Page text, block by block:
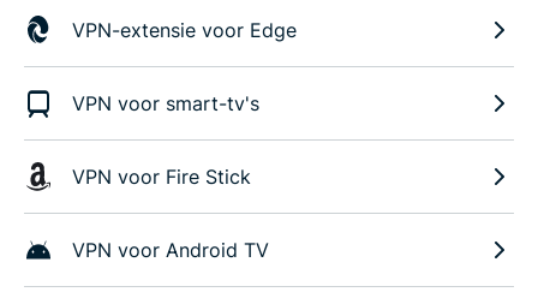
VPN-extensie voor Edge
VPN voor smart-tv's
VPN voor Fire Stick
VPN voor Android TV